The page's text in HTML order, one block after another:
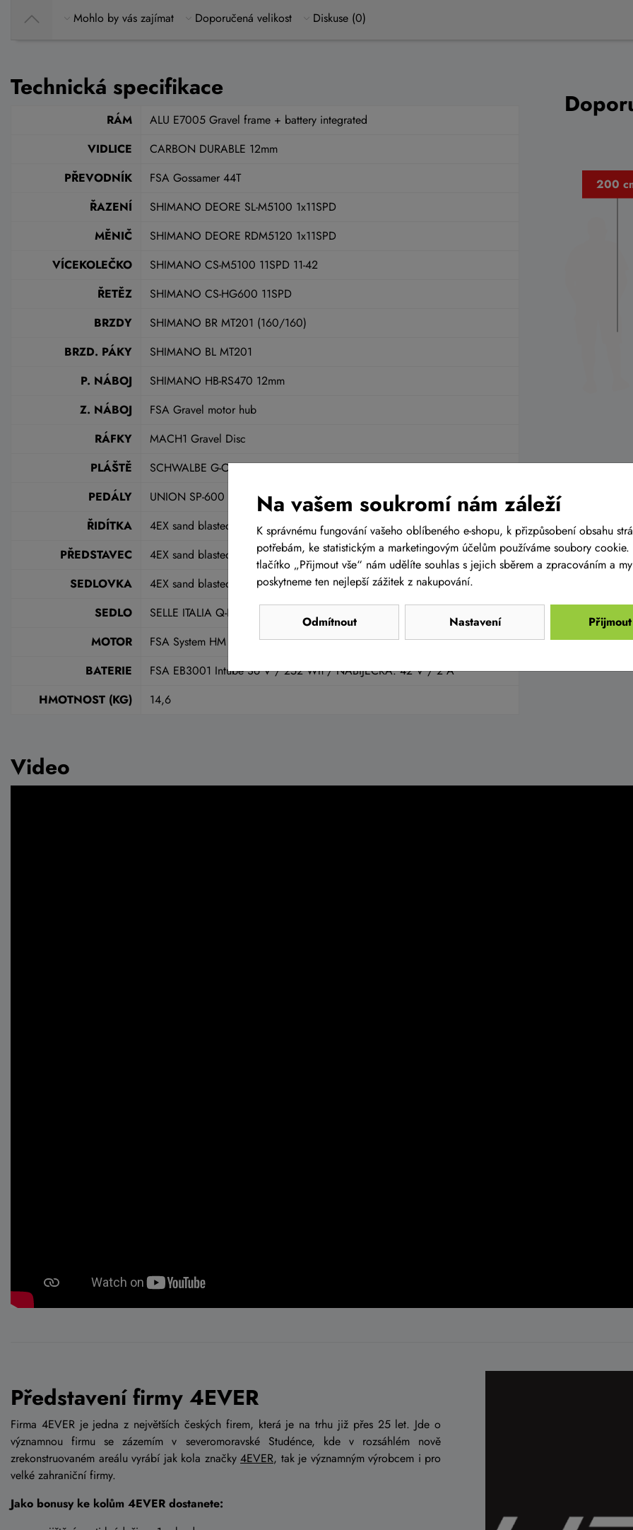
Mohlo by vás zajímat Doporučená velikost Diskuse (0)
Technická specifikace
RÁM
ALU E7005 Gravel frame + battery integrated
VIDLICE
CARBON DURABLE 12mm
PŘEVODNÍK
FSA Gossamer 44T
ŘAZENÍ
SHIMANO DEORE SL-M5100 1x11SPD
MĚNIČ
SHIMANO DEORE RDM5120 1x11SPD
VÍCEKOLEČKO
SHIMANO CS-M5100 11SPD 11-42
ŘETĚZ
SHIMANO CS-HG600 11SPD
BRZDY
SHIMANO BR MT201 (160/160)
BRZD. PÁKY
SHIMANO BL MT201
P. NÁBOJ
SHIMANO HB-RS470 12mm
Z. NÁBOJ
FSA Gravel motor hub
RÁFKY
MACH1 Gravel Disc
PLÁŠTĚ
SCHWALBE G-ONE ALLROUND 40-622
PEDÁLY
UNION SP-600
ŘIDÍTKA
4EX sand blasted 720mm
PŘEDSTAVEC
4EX sand blasted
SEDLOVKA
4EX sand blasted
SEDLO
SELLE ITALIA Q-BIK
MOTOR
FSA System HM 1.0 (43 Nm) / DISPLEJ: FSA remote button, BT
BATERIE
FSA EB3001 Intube 36 V / 252 Wh / NABÍJEČKA: 42 V / 2 A
HMOTNOST (KG)
14,6
Video
Představení firmy 4EVER
Firma 4EVER je jedna z největších českých firem, která je na trhu již přes 25 let. Jde o
významnou firmu se zázemím v severomoravské Studénce, kde v rozsáhlém nově
zrekonstruovaném areálu vyrábí jak kola značky 4EVER, tak je významným výrobcem i pro
velké zahraniční firmy.
Jako bonusy ke kolům 4EVER dostanete:
Na vašem soukromí nám záleží
K správnému fungování vašeho oblíbeného e-shopu, k přizpůsobení obsahu
potřebám, ke statistickým a marketingovým účelům používáme soubory
tlačítko „Přijmout vše“ nám udělíte souhlas s jejich sběrem a zpracováním a
poskytneme ten nejlepší zážitek z nakupování.
Odmítnout Nastavení